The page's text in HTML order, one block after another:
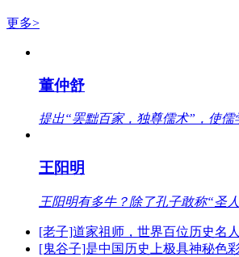
更多>
董仲舒
提出“罢黜百家，独尊儒术”，使
王阳明
王阳明有多牛？除了孔子敢称“圣
[老子]道家祖师，世界百位历史名
[鬼谷子]是中国历史上极具神秘色